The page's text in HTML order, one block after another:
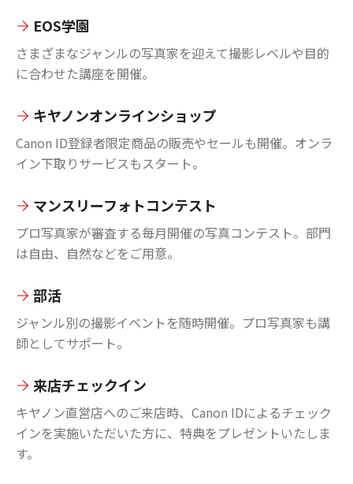
EOS学園
さまざまなジャンルの写真家を迎えて撮影レベルや目的
に合わせた講座を開催。
キヤノンオンラインショップ
Canon ID登録者限定商品の販売やセールも開催。オンラ
イン下取りサービスもスタート。
マンスリーフォトコンテスト
プロ写真家が審査する毎月開催の写真コンテスト。部門
は自由、自然などをご用意。
部活
ジャンル別の撮影イベントを随時開催。プロ写真家も講
師としてサポート。
来店チェックイン
キヤノン直営店へのご来店時、Canon IDによるチェック
インを実施いただいた方に、特典をプレゼントいたしま
す。